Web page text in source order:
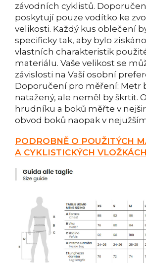
závodních cyklistů.
poskytují pouze vodítko ke
velikosti. Každý kus oblečení
specificky tak, aby bylo
vlastních charakteristik
materiálu. Vaše velikost se
závislosti na Vaší osobní
Doporučení pro měření: Metr
natažený, ale neměl by škrtit.
hrudníku a boků měřte v
obvod boků naopak v
PODROBNĚ O POUŽITÝCH
A CYKLISTICKÝCH